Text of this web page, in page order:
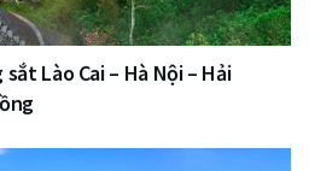
Lào Cai – Hà Nội – Hải